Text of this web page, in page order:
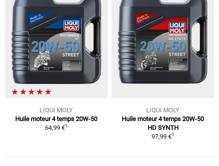
LIQUI MOLY
Huile moteur 4 temps 20W-50
64,99 €1
LIQUI MOLY
Huile moteur 4 temps 20W-50
HD SYNTH
97,99 €1